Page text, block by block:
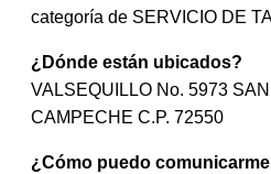
categoría de SERVICIO DE
¿Dónde están ubicados?
VALSEQUILLO No. 5973
CAMPECHE C.P. 72550
¿Cómo puedo